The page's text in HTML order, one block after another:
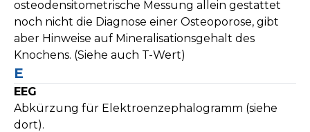
osteodensitometrische Messung allein gestattet
noch nicht die Diagnose einer Osteoporose, gibt
aber Hinweise auf Mineralisationsgehalt des
Knochens. (Siehe auch T-Wert)
E
EEG
Abkürzung für Elektroenzephalogramm (siehe
dort).